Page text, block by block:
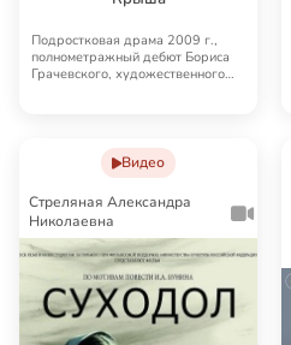
Подростковая драма 2009 г.,
полнометражный дебют Бориса
Грачевского, художественного
Видео
Стреляная Александра
Николаевна